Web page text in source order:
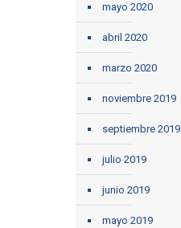
mayo 2020
abril 2020
marzo 2020
noviembre 2019
septiembre 2019
julio 2019
junio 2019
mayo 2019